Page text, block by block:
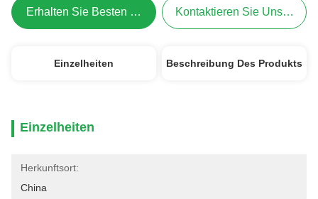
Erhalten Sie Besten Preis Kontaktieren Sie Uns Jetzt
Einzelheiten Beschreibung Des Produkts
Einzelheiten
Herkunftsort:
China